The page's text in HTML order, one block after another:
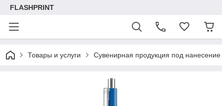
FLASHPRINT
Товары и услуги Сувенирная продукция под нанесение